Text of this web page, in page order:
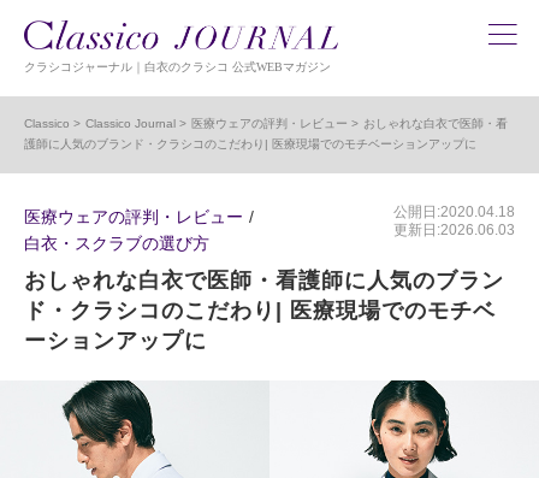
クラシコジャーナル｜白衣のクラシコ 公式WEBマガジン
Classico Classico Journal 医療ウェアの評判・レビュー
おしゃれな白衣で医師・看
護師に人気のブランド・クラシコのこだわり| 医療現場でのモチベーションアップに
医療ウェアの評判・レビュー
白衣・スクラブの選び方
公開日:2020.04.18
更新日:2026.06.03
おしゃれな白衣で医師・看護師に人気のブラン
ド・クラシコのこだわり| 医療現場でのモチベ
ーションアップに